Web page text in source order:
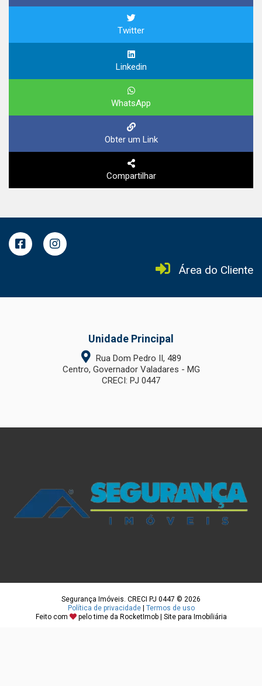
Twitter
Linkedin
WhatsApp
Obter um Link
Compartilhar
Área do Cliente
Unidade Principal
Rua Dom Pedro II, 489
Centro, Governador Valadares - MG
CRECI: PJ 0447
Segurança Imóveis. CRECI PJ 0447 © 2026
Política de privacidade| Termos de uso
Feito com
pelo time da RocketImob | Site para Imobiliária